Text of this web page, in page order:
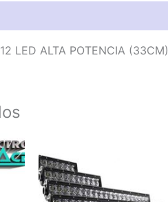
LED ALTA POTENCIA (33CM)